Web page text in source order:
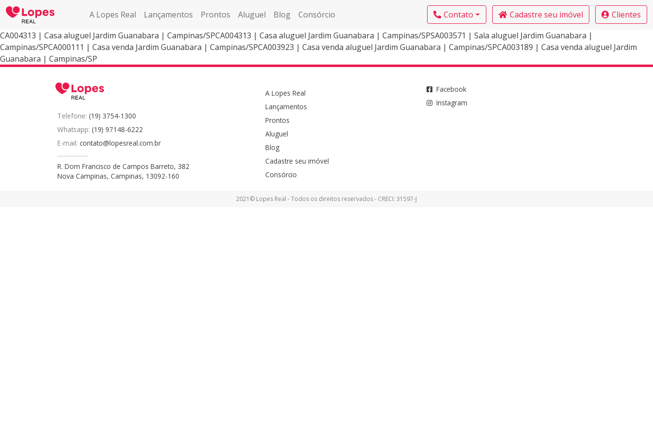
A Lopes Real Lançamentos Prontos Aluguel Blog Consórcio Contato Cadastre seu imóvel
Clientes
CA004313 | Casa aluguel Jardim Guanabara | Campinas/SPCA004313 | Casa aluguel Jardim Guanabara | Campinas/SPSA003571 | Sala aluguel Jardim Guanabara |
Campinas/SPCA000111 | Casa venda Jardim Guanabara | Campinas/SPCA003923 | Casa venda aluguel Jardim Guanabara | Campinas/SPCA003189 | Casa venda aluguel Jardim
Guanabara | Campinas/SP
Telefone: (19) 3754-1300
Whatsapp: (19) 97148-6222
E-mail: contato@lopesreal.com.br
R. Dom Francisco de Campos Barreto, 382
Nova Campinas, Campinas, 13092-160
A Lopes Real
Lançamentos
Prontos
Aluguel
Blog
Cadastre seu imóvel
Consórcio
Facebook
Instagram
2021© Lopes Real - Todos os direitos reservados - CRECI: 31597-J